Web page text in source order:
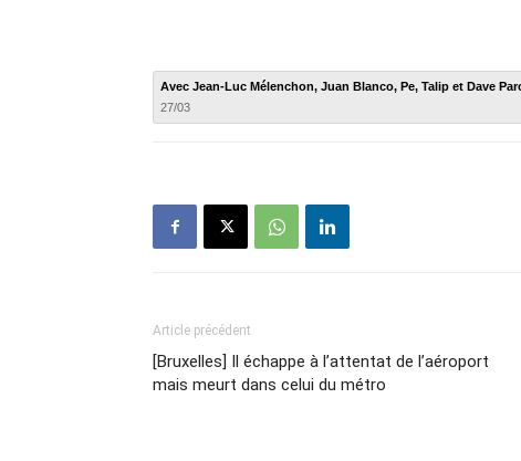
Avec Jean-Luc Mélenchon, Juan Blanco, Pe, Talip et Dave
27/03
Article précédent
[Bruxelles] Il échappe à l’attentat de l’aéroport
mais meurt dans celui du métro